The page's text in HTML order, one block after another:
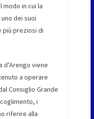
modo in cui la
dei suoi
più preziosi di
d’Arengo viene
a operare
Consiglio Grande
i
riferire alla